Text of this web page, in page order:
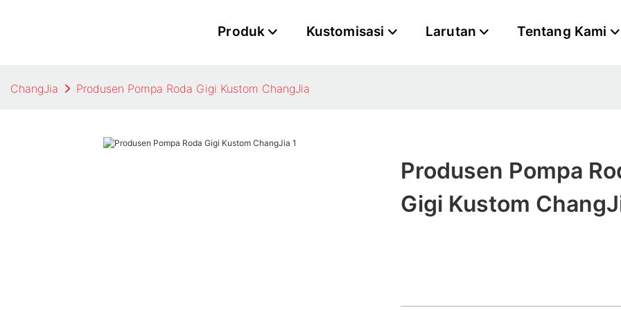
Produk Kustomisasi Larutan Tentang Kami
ChangJia Produsen Pompa Roda Gigi Kustom ChangJia
Produsen Pompa
Gigi Kustom